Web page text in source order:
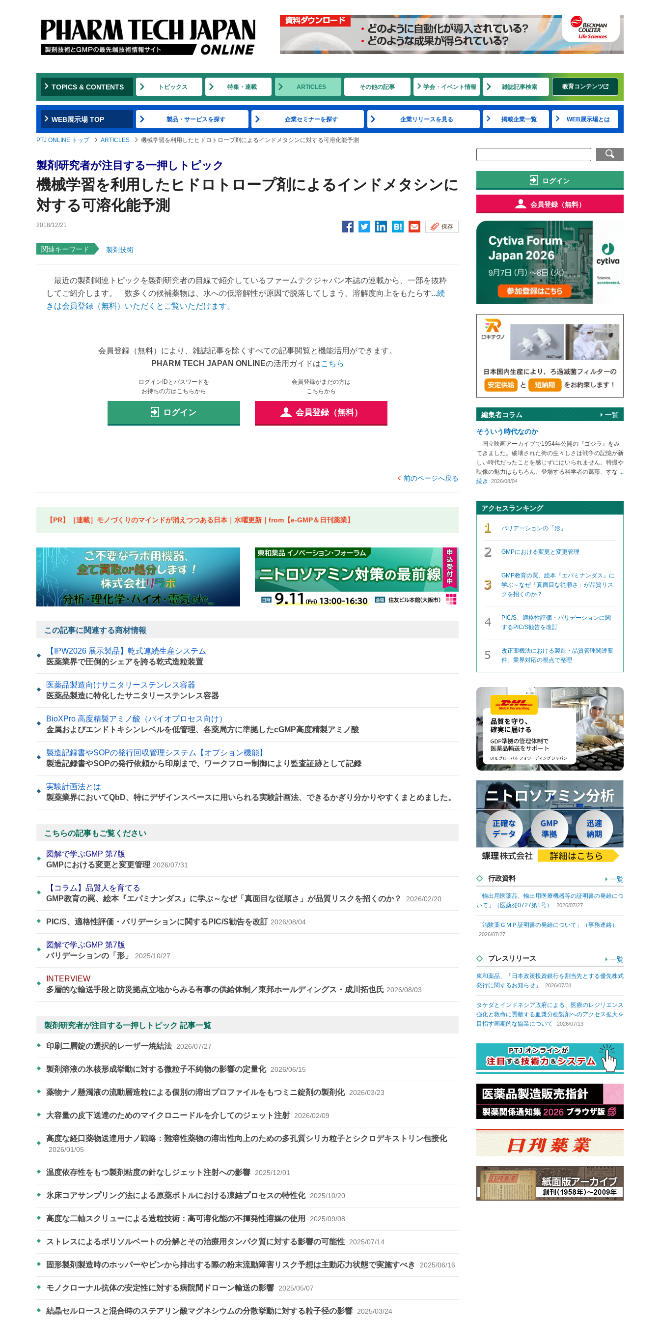
TOPICS & CONTENTS トピックス 特集・連載 ARTICLES その他の記事 学会・イベント情報 雑誌記事検索 教育コンテンツ
WEB展示場 TOP 製品・サービスを探す 企業セミナーを探す 企業リリースを見る 掲載企業一覧 WEB展示場とは
PTJ ONLINE トップ ARTICLES 機械学習を利用したヒドロトロープ剤によるインドメタシンに対する可溶化能予測
製剤研究者が注目する一押しトピック
機械学習を利用したヒドロトロープ剤によるインドメタシンに
対する可溶化能予測
2018/12/21 保存
関連キーワード 製剤技術
最近の製剤関連トピックを製剤研究者の目線で紹介しているファームテクジャパン本誌の連載から、一部を抜粋
してご紹介します。 数多くの候補薬物は、水への低溶解性が原因で脱落してしまう。溶解度向上をもたらす...続
きは会員登録（無料）いただくとご覧いただけます。
会員登録（無料）により、雑誌記事を除くすべての記事閲覧と機能活用ができます。
PHARM TECH JAPAN ONLINEの活用ガイドはこちら
ログインIDとパスワードを
お持ちの方はこちらから
ログイン
会員登録がまだの方は
こちらから
会員登録（無料）
前のページへ戻る
【PR】［連載］モノづくりのマインドが消えつつある日本｜水曜更新｜from【e-GMP＆日刊薬業】
この記事に関連する商材情報
【IPW2026 展示製品】乾式連続生産システム
医薬業界で圧倒的シェアを誇る乾式造粒装置
医薬品製造向けサニタリーステンレス容器
医薬品製造に特化したサニタリーステンレス容器
BioXPro 高度精製アミノ酸（バイオプロセス向け）
金属およびエンドトキシンレベルを低管理、各薬局方に準拠したcGMP高度精製アミノ酸
製造記録書やSOPの発行回収管理システム【オプション機能】
製造記録書やSOPの発行依頼から印刷まで、ワークフロー制御により監査証跡として記録
実験計画法とは
製薬業界においてQbD、特にデザインスペースに用いられる実験計画法、できるかぎり分かりやすくまとめました。
こちらの記事もご覧ください
図解で学ぶGMP 第7版
GMPにおける変更と変更管理 2026/07/31
【コラム】品質人を育てる
GMP教育の罠、絵本『エパミナンダス』に学ぶ～なぜ「真面目な従順さ」が品質リスクを招くのか？
2026/02/20
PIC/S、適格性評価・バリデーションに関するPIC/S勧告を改訂 2026/08/04
図解で学ぶGMP 第7版
バリデーションの「形」
2025/10/27
INTERVIEW
多層的な輸送手段と防災拠点立地からみる有事の供給体制／東邦ホールディングス・成川拓也氏 2026/08/03
製剤研究者が注目する一押しトピック 記事一覧
印刷二層錠の選択的レーザー焼結法 2026/07/27
製剤溶液の氷核形成挙動に対する微粒子不純物の影響の定量化 2026/06/15
薬物ナノ懸濁液の流動層造粒による個別の溶出プロファイルをもつミニ錠剤の製剤化 2026/03/23
大容量の皮下送達のためのマイクロニードルを介してのジェット注射 2026/02/09
高度な経口薬物送達用ナノ戦略：難溶性薬物の溶出性向上のための多孔質シリカ粒子とシクロデキストリン包接化
2026/01/05
温度依存性をもつ製剤粘度の針なしジェット注射への影響 2025/12/01
氷床コアサンプリング法による原薬ボトルにおける凍結プロセスの特性化 2025/10/20
高度な二軸スクリューによる造粒技術：高可溶化能の不揮発性溶媒の使用 2025/09/08
ストレスによるポリソルベートの分解とその治療用タンパク質に対する影響の可能性 2025/07/14
固形製剤製造時のホッパーやビンから排出する際の粉末流動障害リスク予想は主動応力状態で実施すべき 2025/06/16
モノクローナル抗体の安定性に対する病院間ドローン輸送の影響 2025/05/07
結晶セルロースと混合時のステアリン酸マグネシウムの分散挙動に対する粒子径の影響 2025/03/24
ログイン
会員登録（無料）
編集者コラム
そういう時代なのか
国立映画アーカイブで1954年公開の『ゴジラ』をみ
てきました。破壊された街の生々しさは戦争の記憶が新
しい時代だったことを感じずにはいられません。特撮や
映像の魅力はもちろん、登場する科学者の葛藤、すな ...
続き
2026/08/04
一覧
アクセスランキング
バリデーションの「形」
GMPにおける変更と変更管理
GMP教育の罠、絵本『エパミナンダス』に
学ぶ～なぜ「真面目な従順さ」が品質リス
クを招くのか？
PIC/S、適格性評価・バリデーションに関
するPIC/S勧告を改訂
改正薬機法における製造・品質管理関連要
件、業界対応の視点で整理
行政資料 一覧
「輸出用医薬品、輸出用医療機器等の証明書の発給につ
いて」（医薬発0727第1号）
2026/07/27
「治験薬ＧＭＰ証明書の発給について」（事務連絡）
2026/07/27
プレスリリース 一覧
東和薬品、「日本政策投資銀行を割当先とする優先株式
発行に関するお知らせ」
2026/07/31
タケダとインドネシア政府による、医療のレジリエンス
強化と救命に貢献する血漿分画製剤へのアクセス拡大を
目指す画期的な協業について
2026/07/13